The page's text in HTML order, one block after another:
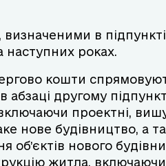
в
наступних роках.
кошти
другому
проектні,
нове будівництво, а
об’єктів нового
житла,